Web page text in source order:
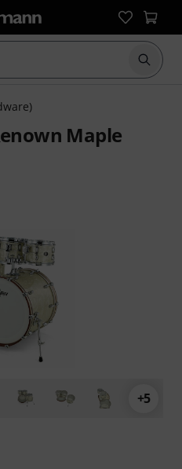
Maple
z 6 ocen klientów
+5